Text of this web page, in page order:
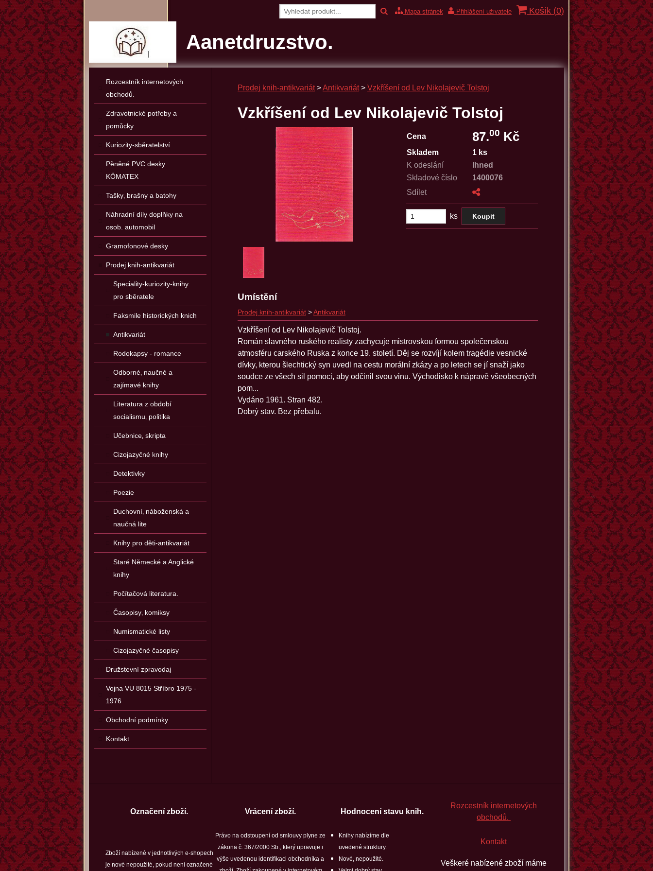
Mapa stránek Přihlášení uživatele Košík (0)
Aanetdruzstvo.
Prodej knih-antikvariát >Antikvariát > Vzkříšení od Lev Nikolajevič Tolstoj
Vzkříšení od Lev Nikolajevič Tolstoj
Cena 87.00 Kč
Skladem
1 ks
K odeslání
Ihned
Skladové číslo
1400076
Sdílet
ks
Umístění
Prodej knih-antikvariát > Antikvariát
Vzkříšení od Lev Nikolajevič Tolstoj.
Román slavného ruského realisty zachycuje mistrovskou formou společenskou
atmosféru carského Ruska z konce 19. století. Děj se rozvíjí kolem tragédie vesnické
dívky, kterou šlechtický syn uvedl na cestu morální zkázy a po letech se jí snaží jako
soudce ze všech sil pomoci, aby odčinil svou vinu. Východisko k nápravě všeobecných
pom...
Vydáno 1961. Stran 482.
Dobrý stav. Bez přebalu.
Rozcestník internetových
obchodů.
Zdravotnické potřeby a
pomůcky
Kuriozity-sběratelství
Pěněné PVC desky
KÖMATEX
Tašky‚ brašny a batohy
Náhradní díly doplňky na
osob. automobil
Gramofonové desky
Prodej knih-antikvariát
Speciality-kuriozity-knihy
pro sběratele
Faksmile historických knich
Antikvariát
Rodokapsy - romance
Odborné‚ naučné a
zajímavé knihy
Literatura z období
socialismu‚ politika
Učebnice‚ skripta
Cizojazyčné knihy
Detektivky
Poezie
Duchovní‚ náboženská a
naučná lite
Knihy pro děti-antikvariát
Staré Německé a Anglické
knihy
Počítačová literatura.
Časopisy‚ komiksy
Numismatické listy
Cizojazyčné časopisy
Družstevní zpravodaj
Vojna VU 8015 Stříbro 1975 -
1976
Obchodní podmínky
Kontakt
Označení zboží. Vrácení zboží. Hodnocení stavu knih.
Rozcestník internetových
obchodů.
Zboží nabízené v jednotlivých e-shopech
je nové nepoužité, pokud není označené
Právo na odstoupení od smlouvy plyne ze
zákona č. 367/2000 Sb., který upravuje i
výše uvedenou identifikaci obchodníka a
Knihy nabízíme dle
uvedené struktury.
Nové, nepoužité.
Kontakt
Veškeré nabízené zboží máme